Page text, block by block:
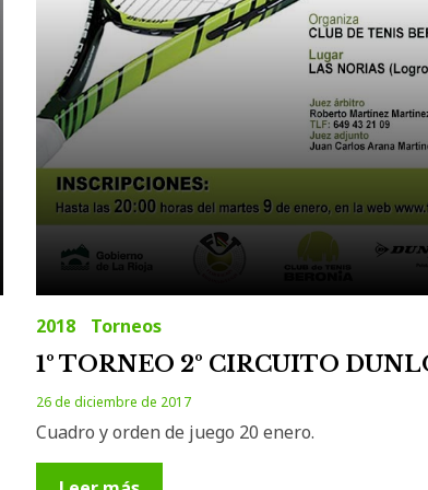
2018 Torneos
1º TORNEO 2º CIRCUITO
26 de diciembre de 2017
Cuadro y orden de juego 20 enero.